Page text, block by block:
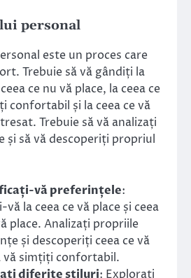
personal
este un proces care
Trebuie să vă gândiți la
ce nu vă place, la ceea ce
confortabil și la ceea ce vă
Trebuie să vă analizați
și să vă descoperiți propriul
vă preferințele:
vă la ceea ce vă place și ceea
place. Analizați propriile
și descoperiți ceea ce vă
vă simțiți confortabil.
diferite stiluri: Explorați